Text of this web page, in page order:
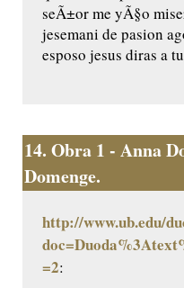
seÃ±or me yÃ§o
jesemani de pasion
esposo jesus diras a
14. Obra 1 - Anna
Domenge.
http://www.ub.edu/
=2: